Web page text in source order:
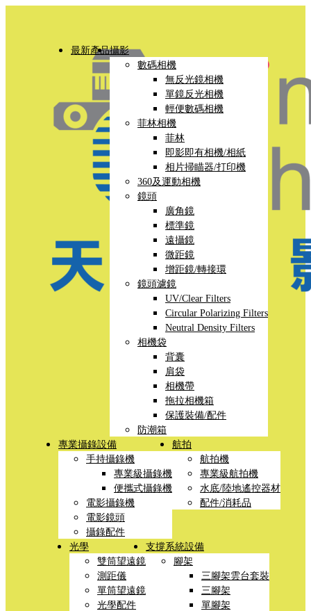
最新產品攝影
數碼相機
無反光鏡相機
單鏡反光相機
輕便數碼相機
菲林相機
菲林
即影即有相機/相紙
相片掃瞄器/打印機
360及運動相機
鏡頭
廣角鏡
標準鏡
遠攝鏡
微距鏡
增距鏡/轉接環
鏡頭濾鏡
UV/Clear Filters
Circular Polarizing Filters
Neutral Density Filters
相機袋
背囊
肩袋
相機帶
拖拉相機箱
保護裝備/配件
防潮箱
專業攝錄設備
手持攝錄機
專業級攝錄機
便攜式攝錄機
電影攝錄機
電影鏡頭
攝錄配件
航拍
航拍機
專業級航拍機
水底/陸地遙控器材
配件/消耗品
光學
雙筒望遠鏡
測距儀
單筒望遠鏡
光學配件
支撐系統設備
腳架
三腳架雲台套裝
三腳架
單腳架